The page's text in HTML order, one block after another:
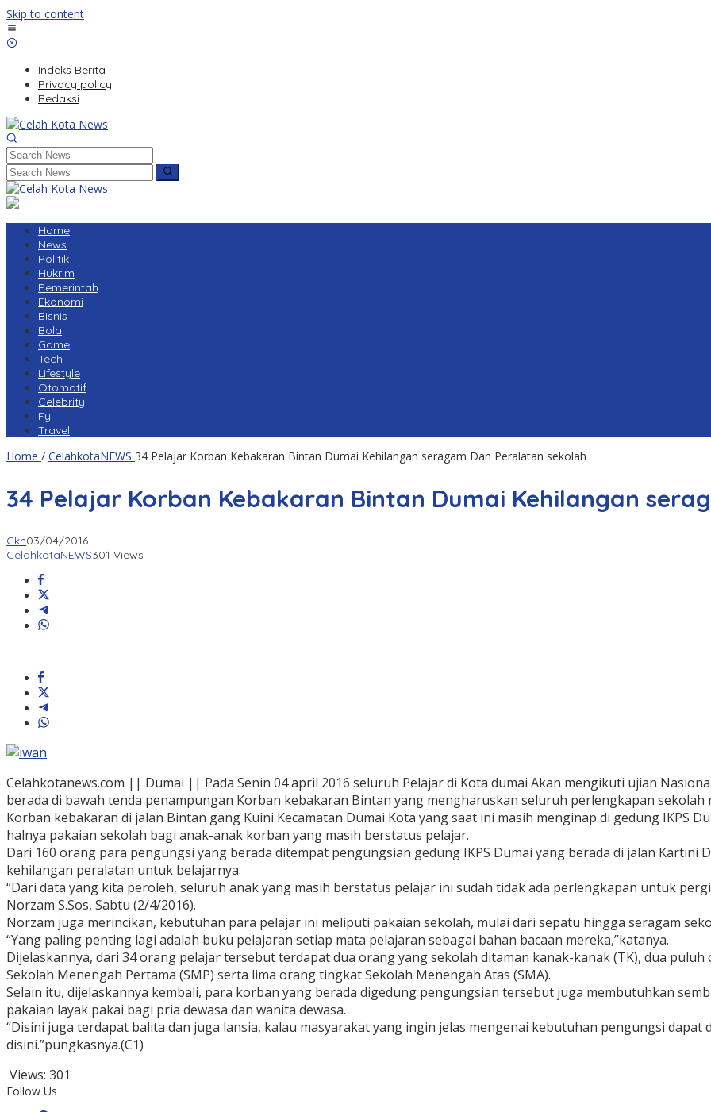
Skip to content
Indeks Berita
Privacy policy
Redaksi
Home
News
Politik
Hukrim
Pemerintah
Ekonomi
Bisnis
Bola
Game
Tech
Lifestyle
Otomotif
Celebrity
Fyi
Travel
Home / CelahkotaNEWS 34 Pelajar Korban Kebakaran Bintan Dumai Kehilangan seragam Dan Peralatan sekolah
34 Pelajar Korban Kebakaran Bintan Dumai Kehilangan
Ckn03/04/2016
CelahkotaNEWS301 Views
Celahkotanews.com || Dumai || Pada Senin 04 april 2016 seluruh Pelajar di Kota dumai Akan mengikuti ujian
berada di bawah tenda penampungan Korban kebakaran Bintan yang mengharuskan seluruh perlengkapan sekolah
Korban kebakaran di jalan Bintan gang Kuini Kecamatan Dumai Kota yang saat ini masih menginap di gedung IKPS
halnya pakaian sekolah bagi anak-anak korban yang masih berstatus pelajar.
Dari 160 orang para pengungsi yang berada ditempat pengungsian gedung IKPS Dumai yang berada di jalan Kartini
kehilangan peralatan untuk belajarnya.
“Dari data yang kita peroleh, seluruh anak yang masih berstatus pelajar ini sudah tidak ada perlengkapan untuk
Norzam S.Sos, Sabtu (2/4/2016).
Norzam juga merincikan, kebutuhan para pelajar ini meliputi pakaian sekolah, mulai dari sepatu hingga seragam
“Yang paling penting lagi adalah buku pelajaran setiap mata pelajaran sebagai bahan bacaan mereka,”katanya.
Dijelaskannya, dari 34 orang pelajar tersebut terdapat dua orang yang sekolah ditaman kanak-kanak (TK), dua
Sekolah Menengah Pertama (SMP) serta lima orang tingkat Sekolah Menengah Atas (SMA).
Selain itu, dijelaskannya kembali, para korban yang berada digedung pengungsian tersebut juga membutuhkan
pakaian layak pakai bagi pria dewasa dan wanita dewasa.
“Disini juga terdapat balita dan juga lansia, kalau masyarakat yang ingin jelas mengenai kebutuhan pengungsi
disini.”pungkasnya.(C1)
Views: 301
Follow Us